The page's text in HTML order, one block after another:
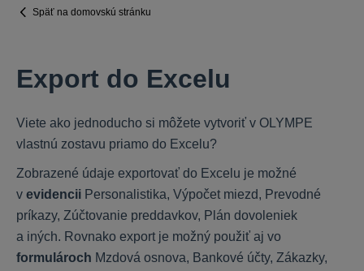
Legislatívne úpravy v aplikácií od 01.01.2025
Balík KROS Fakturácie
Funkcie
Fakturácia do zahraničia
E-shop
Výdavky
KROS Sklad
Späť na domovskú stránku
Export do Excelu
Viete ako jednoducho si môžete vytvoriť v OLYMPE
vlastnú zostavu priamo do Excelu?
Zobrazené údaje exportovať do Excelu je možné
v evidencii Personalistika, Výpočet miezd, Prevodné
príkazy, Zúčtovanie preddavkov, Plán dovoleniek
a iných. Rovnako export je možný použiť aj vo
formulároch Mzdová osnova, Bankové účty, Zákazky,